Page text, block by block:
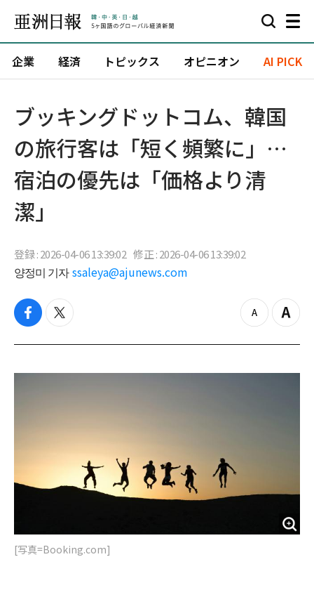
企業 経済 トピックス オピニオン AI PICK
ブッキングドットコム、韓国
の旅行客は「短く頻繁に」…
宿泊の優先は「価格より清
潔」
登録 : 2026-04-06 13:39:02 修正 : 2026-04-06 13:39:02
양정미 기자 ssaleya@ajunews.com
f
c
b
t
i
t
z
o
o
Z
o
i
[写真=Booking.com]